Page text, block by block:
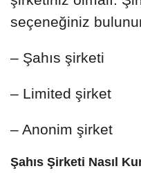
seçeneğiniz
– Şahıs şirketi
– Limited şirket
– Anonim şirket
Şahıs Şirketi Nasıl